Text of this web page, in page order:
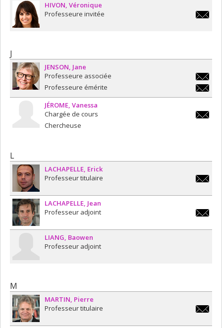
HIVON Véronique
Professeure invitée
J
JENSON Jane
Professeure associée
Professeure émérite
JÉROME Vanessa
Chargée de cours
Chercheuse
L
LACHAPELLE Erick
Professeur titulaire
LACHAPELLE Jean
Professeur adjoint
LIANG Baowen
Professeur adjoint
M
MARTIN Pierre
Professeur titulaire